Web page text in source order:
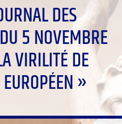
DES
5 NOVEMBRE
VIRILITÉ DE
»